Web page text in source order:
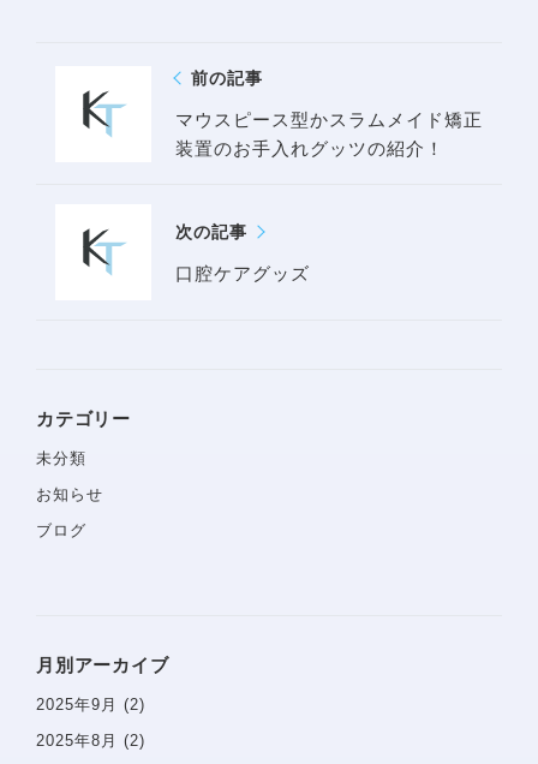
アクセス
お知らせ・ブログ
問診票
前の記事
マウスピース型かスラムメイド矯正
装置のお手入れグッツの紹介！
次の記事
口腔ケアグッズ
カテゴリー
未分類
お知らせ
ブログ
月別アーカイブ
2025年9月 (2)
2025年8月 (2)